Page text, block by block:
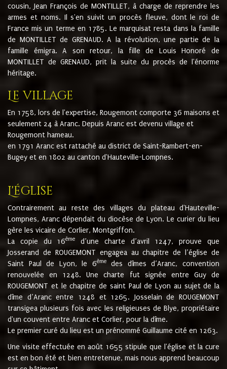
cousin, Jean François de MONTILLET, à charge de reprendre les
armes et noms. Il s'en suivit un procès fleuve, dont le roi de
France mis un terme en 1785. Le marquisat resta dans la famille
de MONTILLET de GRENAUD. A la révolution, une partie de la
famille émigra. A son retour, la fille de Louis Honoré de
MONTILLET de GRENAUD, prit la suite du procès de l'énorme
héritage.
Le village
En 1758, lors de l'expertise, Rougemont comporte 36 maisons et
seulement 24 à Aranc. Depuis Aranc est devenu village et
Rougemont hameau.
en 1791 Aranc est rattaché au district de Saint-Rambert-en-
Bugey et en 1802 au canton d'Hauteville-Lompnes.
L'église
Contrairement au reste des villages du plateau d'Hauteville-
Lompnes, Aranc dépendait du diocèse de Lyon. Le curier du lieu
gère les vicaire de Corlier, Montgriffon.
La copie du 16ème
d’une charte d’avril 1247, prouve que
Josserand de ROUGEMONT engagea au chapitre de l’église de
Saint Paul de Lyon, le 6èmedes dîmes d’Aranc, convention
renouvelée en 1248. Une charte fut signée entre Guy de
ROUGEMONT et le chapitre de saint Paul de Lyon au sujet de la
dîme d’Aranc entre 1248 et 1265. Josselain de ROUGEMONT
transigea plusieurs fois avec les religieuses de Blye, propriétaire
d'un couvent entre Aranc et Corlier, pour la dîme.
Le premier curé du lieu est un prénommé Guillaume cité en 1263.
Une visite effectuée en août 1655 stipule que l'église et la cure
est en bon été et bien entretenue, mais nous apprend beaucoup